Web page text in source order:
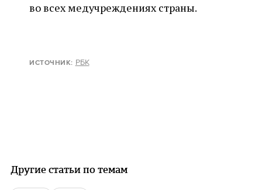
во всех медучреждениях страны.
ИСТОЧНИК: РБК
Другие статьи по темам